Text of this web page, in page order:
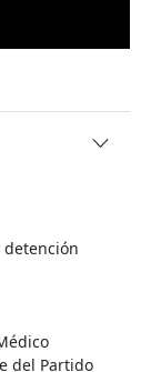
detención
del Partido